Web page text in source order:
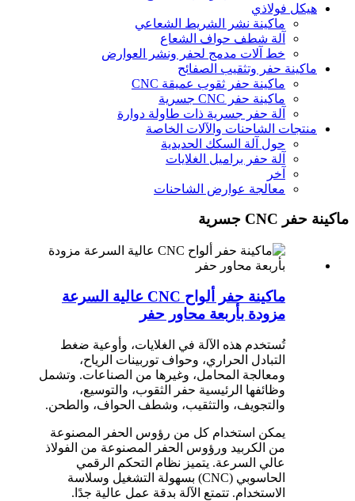
هيكل فولاذي
ماكينة نشر الشريط الشعاعي
آلة شطف حواف الشعاع
خط آلات مدمج لحفر ونشر العوارض
ماكينة حفر وتثقيب الصفائح
ماكينة حفر ثقوب عميقة CNC
ماكينة حفر CNC جسرية
آلة حفر جسرية ذات طاولة دوارة
منتجات الشاحنات والآلات الخاصة
حول آلة السكك الحديدية
آلة حفر براميل الغلايات
آخر
معالجة عوارض الشاحنات
ماكينة حفر CNC جسرية
ماكينة حفر ألواح CNC عالية السرعة
مزودة بأربعة محاور حفر
تُستخدم هذه الآلة في الغلايات، وأوعية ضغط
التبادل الحراري، وحواف توربينات الرياح،
ومعالجة المحامل، وغيرها من الصناعات. وتشمل
وظائفها الرئيسية حفر الثقوب، والتوسيع،
والتجويف، والتثقيب، وشطف الحواف، والطحن.
يمكن استخدام كل من رؤوس الحفر المصنوعة
من الكربيد ورؤوس الحفر المصنوعة من الفولاذ
عالي السرعة. يتميز نظام التحكم الرقمي
الحاسوبي (CNC) بسهولة التشغيل وسلاسة
الاستخدام. تتمتع الآلة بدقة عمل عالية جدًا.